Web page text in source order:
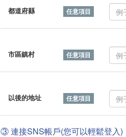
都道府縣
市區鎮村
以後的地址
③ 連接SNS帳戶(您可以輕鬆登入)